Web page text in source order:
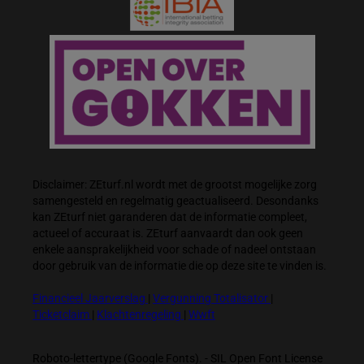
Disclaimer: ZEturf.nl wordt met de grootst mogelijke zorg
samengesteld en regelmatig geactualiseerd. Desondanks
kan ZEturf niet garanderen dat de informatie compleet,
actueel of accuraat is. ZEturf aanvaardt dan ook geen
enkele aansprakelijkheid voor schade of nadeel ontstaan
door gebruik van de informatie die op deze site te vinden is.
Financieel Jaarverslag Vergunning Totalisator
Ticketclaim
Klachtenregeling Wwft
Roboto-lettertype (Google Fonts). - SIL Open Font License